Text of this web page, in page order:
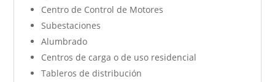
Centro de Control de Motores
Subestaciones
Alumbrado
Centros de carga o de uso residencial
Tableros de distribución